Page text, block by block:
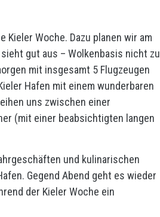
Kieler Woche. Dazu planen wir am
gut aus – Wolkenbasis nicht zu
mit insgesamt 5 Flugzeugen
Hafen mit einem wunderbaren
uns zwischen einer
(mit einer beabsichtigten langen
und kulinarischen
Gegend Abend geht es wieder
der Kieler Woche ein